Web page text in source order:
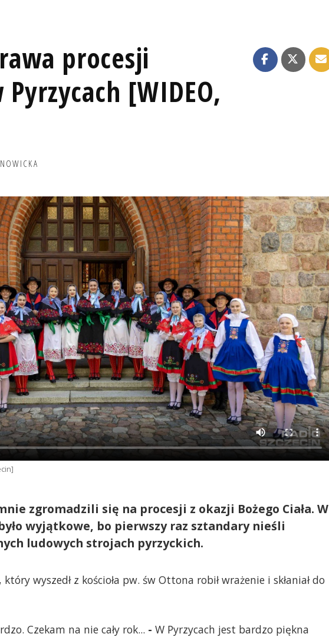
procesji
Pyrzycach [WIDEO,
zgromadzili się na procesji z okazji Bożego Ciała. W
wyjątkowe, bo pierwszy raz sztandary nieśli
ludowych strojach pyrzyckich.
wyszedł z kościoła pw. św Ottona robił wrażenie i skłaniał do
Czekam na nie cały rok... - W Pyrzycach jest bardzo piękna